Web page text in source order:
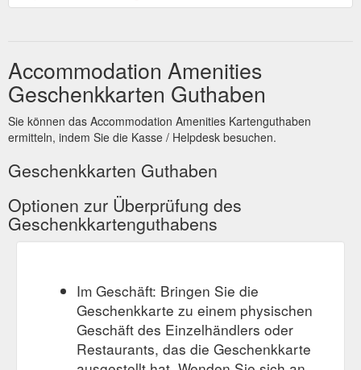
Accommodation Amenities
Geschenkkarten Guthaben
Sie können das Accommodation Amenities Kartenguthaben
ermitteln, indem Sie die Kasse / Helpdesk besuchen.
Geschenkkarten Guthaben
Optionen zur Überprüfung des
Geschenkkartenguthabens
Im Geschäft: Bringen Sie die
Geschenkkarte zu einem physischen
Geschäft des Einzelhändlers oder
Restaurants, das die Geschenkkarte